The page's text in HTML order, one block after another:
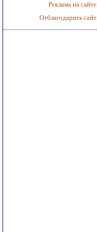
Реклама на сайте
Отблагодарить сайт